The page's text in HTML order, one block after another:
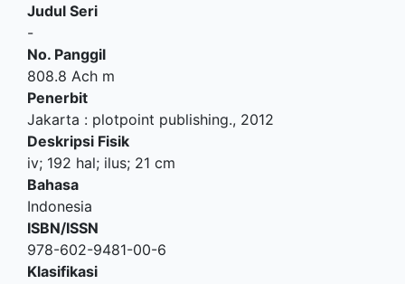
Judul Seri
-
No. Panggil
808.8 Ach m
Penerbit
Jakarta : plotpoint publishing., 2012
Deskripsi Fisik
iv; 192 hal; ilus; 21 cm
Bahasa
Indonesia
ISBN/ISSN
978-602-9481-00-6
Klasifikasi